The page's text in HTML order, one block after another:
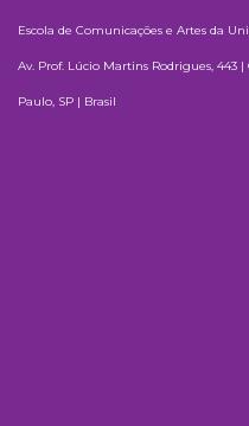
Escola de Comunicações e Artes da
Av. Prof. Lúcio Martins Rodrigues, 443
Paulo, SP | Brasil